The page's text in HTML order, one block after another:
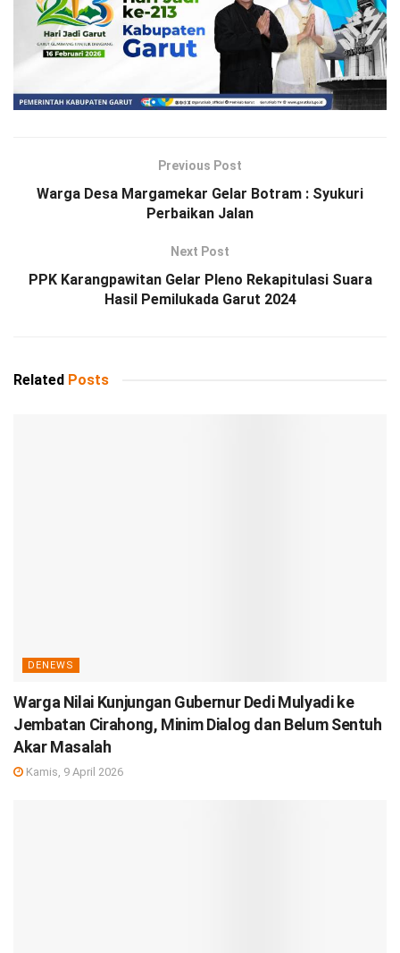
Previous Post
Warga Desa Margamekar Gelar Botram : Syukuri
Perbaikan Jalan
Next Post
PPK Karangpawitan Gelar Pleno Rekapitulasi Suara
Hasil Pemilukada Garut 2024
Related Posts
DENEWS
Warga Nilai Kunjungan Gubernur Dedi Mulyadi ke
Jembatan Cirahong, Minim Dialog dan Belum Sentuh
Akar Masalah
Kamis, 9 April 2026